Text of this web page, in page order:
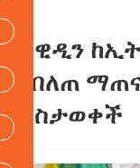
ስዊዲን
የበለጠ
አስታወቀች